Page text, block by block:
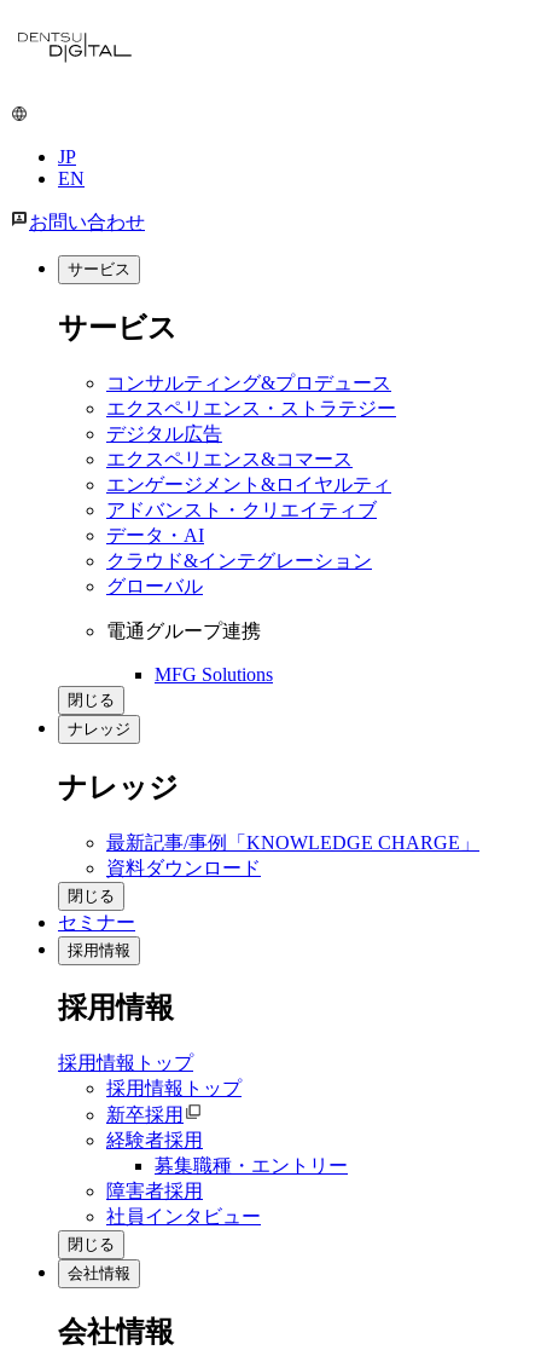
メ
コ
ツ
JP
EN
お問い合わせ
サービス
サービス
コンサルティング&プロデュース
エクスペリエンス・ストラテジー
デジタル広告
エクスペリエンス&コマース
エンゲージメント&ロイヤルティ
アドバンスト・クリエイティブ
データ・AI
クラウド&インテグレーション
グローバル
電通グループ連携
MFG Solutions
閉じる
ナレッジ
ナレッジ
最新記事/事例「KNOWLEDGE CHARGE」
資料ダウンロード
閉じる
セミナー
採用情報
採用情報
採用情報トップ
採用情報トップ
新卒採用
経験者採用
募集職種・エントリー
障害者採用
社員インタビュー
閉じる
会社情報
会社情報